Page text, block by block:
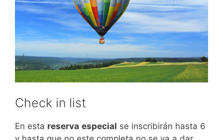
Check in list
En esta reserva especial se inscribirán hasta 6